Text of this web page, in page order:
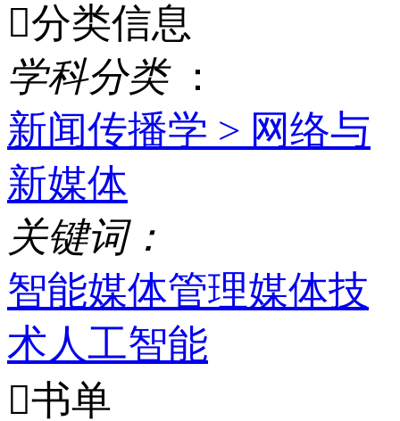
分类信息
学科分类：
新闻传播学 > 网络与
新媒体
关键词：
智能媒体管理媒体技
术人工智能
书单